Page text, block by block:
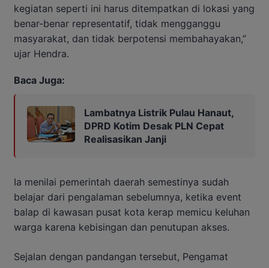
kegiatan seperti ini harus ditempatkan di lokasi yang
benar-benar representatif, tidak mengganggu
masyarakat, dan tidak berpotensi membahayakan,”
ujar Hendra.
Baca Juga:
Lambatnya Listrik Pulau Hanaut,
DPRD Kotim Desak PLN Cepat
Realisasikan Janji
Ia menilai pemerintah daerah semestinya sudah
belajar dari pengalaman sebelumnya, ketika event
balap di kawasan pusat kota kerap memicu keluhan
warga karena kebisingan dan penutupan akses.
Sejalan dengan pandangan tersebut, Pengamat